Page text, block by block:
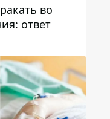
во
ответ